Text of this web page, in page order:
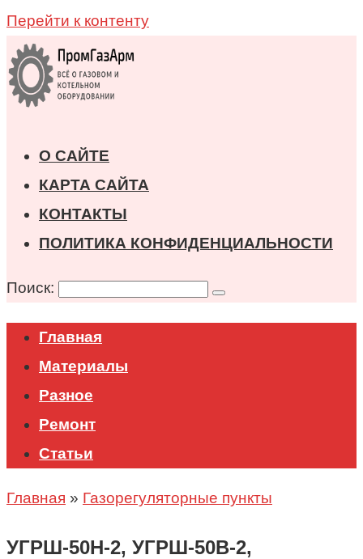
Перейти к контенту
О САЙТЕ
КАРТА САЙТА
КОНТАКТЫ
ПОЛИТИКА КОНФИДЕНЦИАЛЬНОСТИ
Поиск:
Главная
Материалы
Разное
Ремонт
Статьи
Главная » Газорегуляторные пункты
УГРШ-50Н-2, УГРШ-50В-2,